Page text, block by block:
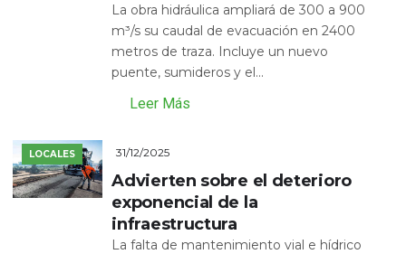
La obra hidráulica ampliará de 300 a 900
m³/s su caudal de evacuación en 2400
metros de traza. Incluye un nuevo
puente, sumideros y el...
Leer Más
LOCALES 31/12/2025
Advierten sobre el deterioro
exponencial de la
infraestructura
La falta de mantenimiento vial e hídrico